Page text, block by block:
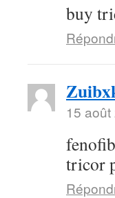
buy
15
tricor